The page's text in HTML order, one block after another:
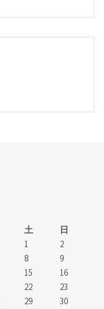
土 日
1
2
8
9
15
16
22
23
29
30